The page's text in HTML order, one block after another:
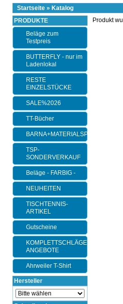
Startseite » Katalog
Produkt
PRODUKTE
Beläge zum
Testpreis
BUTTERFLY - nur im
Ladenlokal
RESTE
EINZELSTÜCKE
SALE%2026
TT-Bücher
BARNA+MATERIALSPEZI
TSP-
SONDERVERKAUF
Beläge - FARBIG -
NEUHEITEN
TISCHTENNIS-
ARTIKEL
Gutscheine
KOMPLETTSCHLÄGER-
ANGEBOTE
Ahrweiler T-Shirt
Hersteller